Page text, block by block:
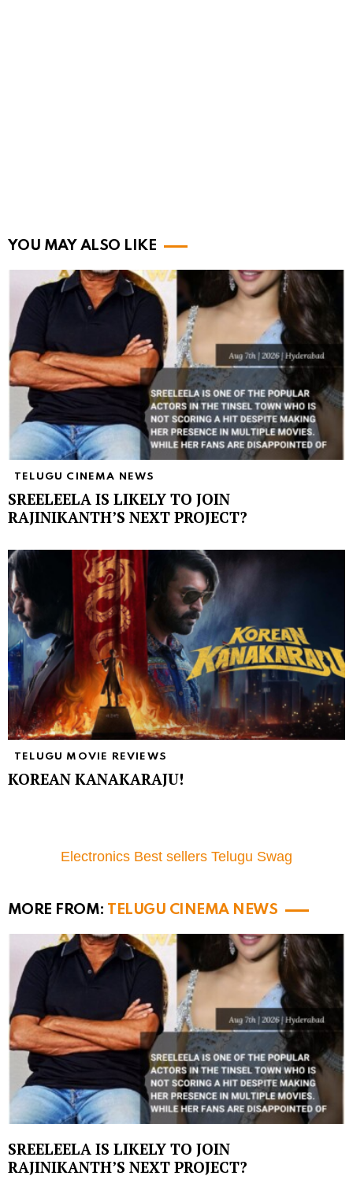
YOU MAY ALSO LIKE
TELUGU CINEMA NEWS
SREELEELA IS LIKELY TO JOIN
RAJINIKANTH’S NEXT PROJECT?
TELUGU MOVIE REVIEWS
KOREAN KANAKARAJU!
Electronics Best sellers Telugu Swag
MORE FROM: TELUGU CINEMA NEWS
SREELEELA IS LIKELY TO JOIN
RAJINIKANTH’S NEXT PROJECT?